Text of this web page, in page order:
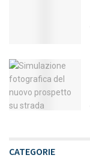
CATEGORIE